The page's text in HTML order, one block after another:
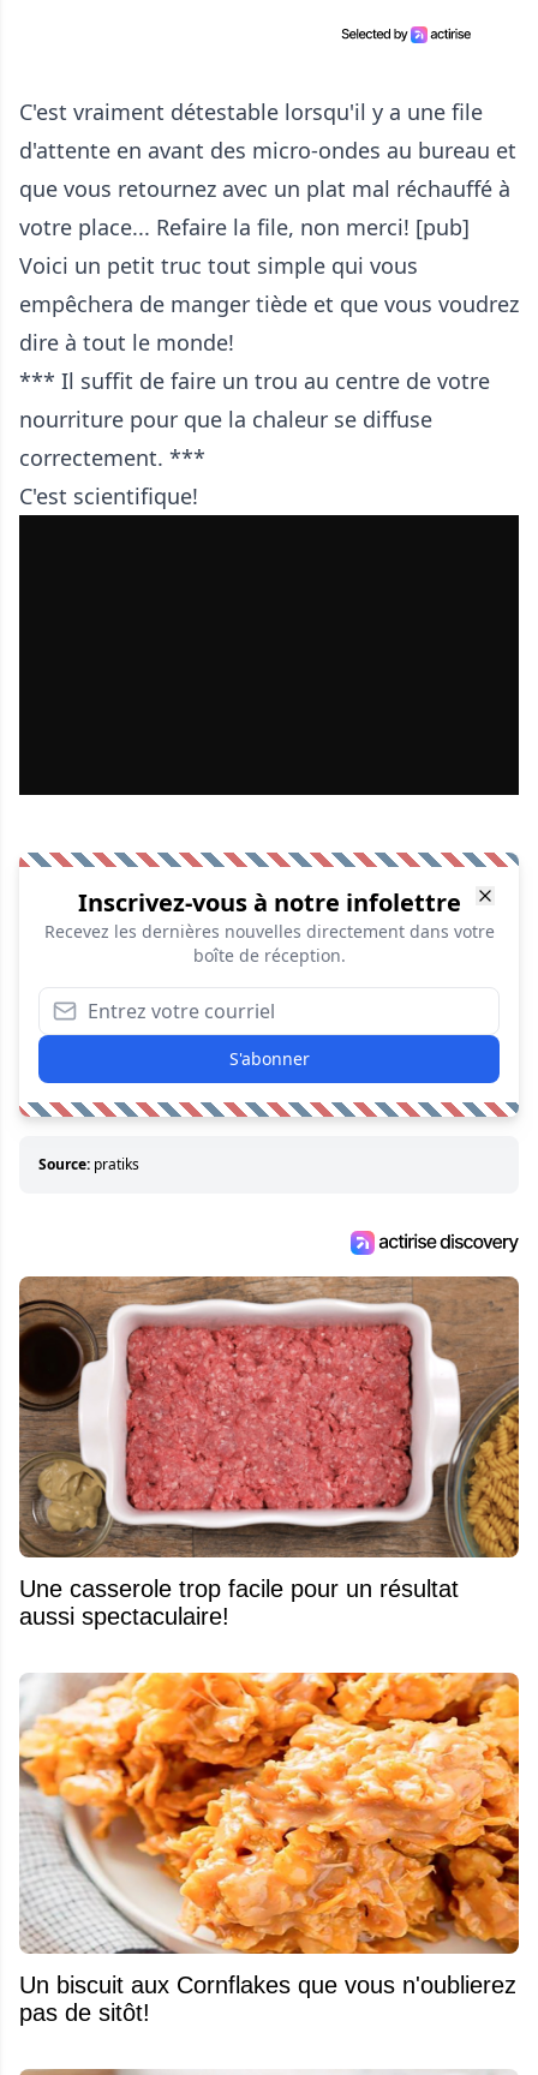
C'est vraiment détestable lorsqu'il y a une file
d'attente en avant des micro-ondes au bureau et
que vous retournez avec un plat mal réchauffé à
votre place... Refaire la file, non merci! [pub]
Voici un petit truc tout simple qui vous
empêchera de manger tiède et que vous voudrez
dire à tout le monde!
*** Il suffit de faire un trou au centre de votre
nourriture pour que la chaleur se diffuse
correctement. ***
C'est scientifique!
Inscrivez-vous à notre infolettre
Recevez les dernières nouvelles directement dans votre
boîte de réception.
S'abonner
Source: pratiks
Une casserole trop facile pour un résultat
aussi spectaculaire!
Un biscuit aux Cornflakes que vous n'oublierez
pas de sitôt!